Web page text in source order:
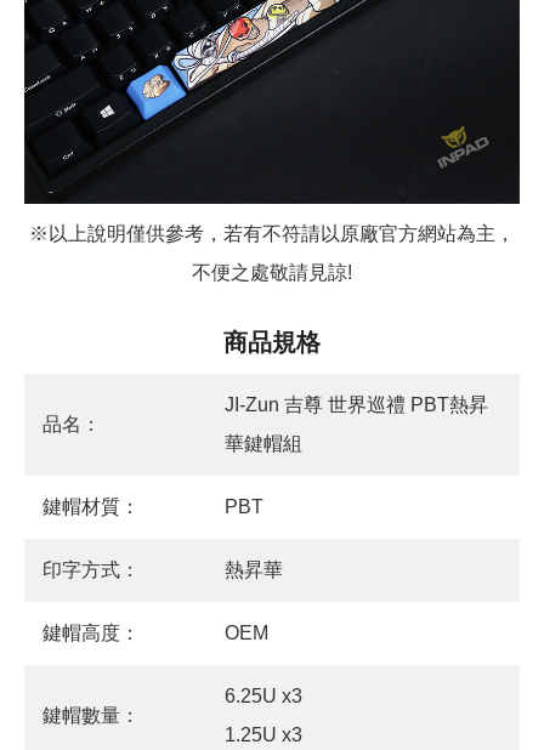
※以上說明僅供參考，若有不符請以原廠官方網站為主，
不便之處敬請見諒!
商品規格
品名：
JI-Zun 吉尊 世界巡禮 PBT熱昇
華鍵帽組
鍵帽材質： PBT
印字方式： 熱昇華
鍵帽高度： OEM
鍵帽數量：
6.25U x3
1.25U x3